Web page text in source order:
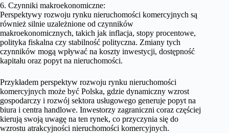
6. Czynniki makroekonomiczne:
Perspektywy rozwoju rynku nieruchomości komercyjnych są
również silnie uzależnione od czynników
makroekonomicznych, takich jak inflacja, stopy procentowe,
polityka fiskalna czy stabilność polityczna. Zmiany tych
czynników mogą wpływać na koszty inwestycji, dostępność
kapitału oraz popyt na nieruchomości.
Przykładem perspektyw rozwoju rynku nieruchomości
komercyjnych może być Polska, gdzie dynamiczny wzrost
gospodarczy i rozwój sektora usługowego generuje popyt na
biura i centra handlowe. Inwestorzy zagraniczni coraz częściej
kierują swoją uwagę na ten rynek, co przyczynia się do
wzrostu atrakcyjności nieruchomości komercyjnych.